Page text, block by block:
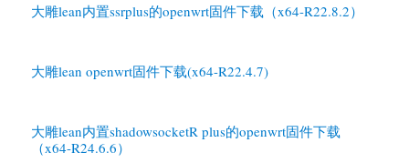
大雕lean内置ssrplus的openwrt固件下载（x64-R22.8.2）
大雕lean openwrt固件下载(x64-R22.4.7)
大雕lean内置shadowsocketR plus的openwrt固件下载
（x64-R24.6.6）